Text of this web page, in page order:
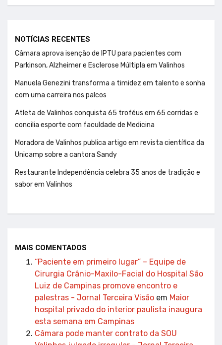
NOTÍCIAS RECENTES
Câmara aprova isenção de IPTU para pacientes com
Parkinson, Alzheimer e Esclerose Múltipla em Valinhos
Manuela Genezini transforma a timidez em talento e sonha
com uma carreira nos palcos
Atleta de Valinhos conquista 65 troféus em 65 corridas e
concilia esporte com faculdade de Medicina
Moradora de Valinhos publica artigo em revista científica da
Unicamp sobre a cantora Sandy
Restaurante Independência celebra 35 anos de tradição e
sabor em Valinhos
MAIS COMENTADOS
“Paciente em primeiro lugar” – Equipe de
Cirurgia Crânio-Maxilo-Facial do Hospital São
Luiz de Campinas promove encontro e
palestras - Jornal Terceira Visão em Maior
hospital privado do interior paulista inaugura
esta semana em Campinas
Câmara pode manter contrato da SOU